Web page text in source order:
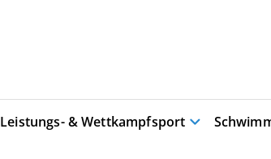
Leistungs- & Wettkampfsport